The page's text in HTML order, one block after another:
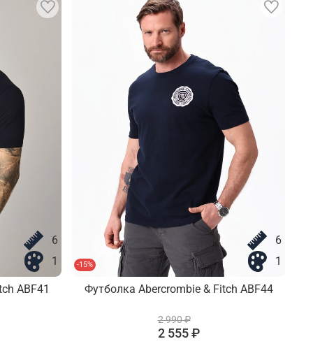
6
1
ABF41
-15%
6
1
Футболка Abercrombie & Fitch ABF44
2 990 ₽
2 555 ₽